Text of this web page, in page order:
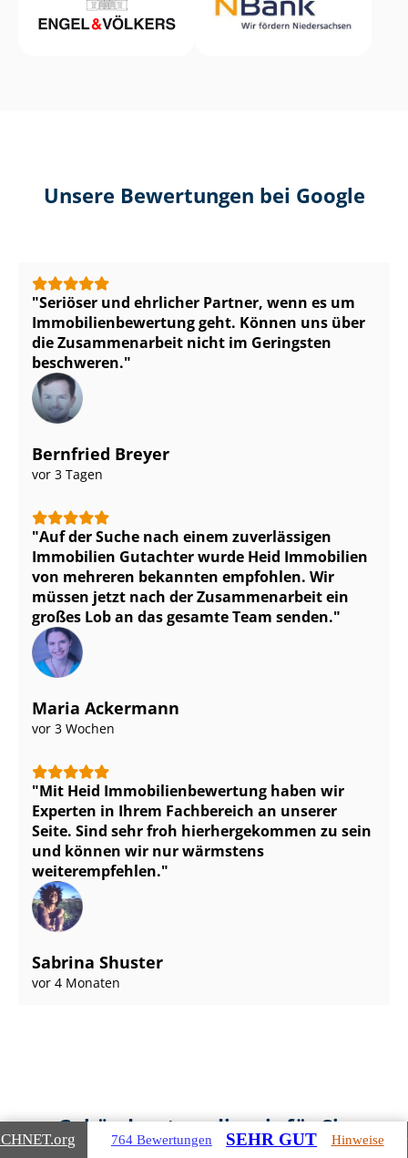
Unsere Bewertungen bei Google
Seriöser und ehrlicher Partner, wenn es um
Im­mo­bi­li­en­be­wer­tung geht. Können uns über
die Zusammenarbeit nicht im Geringsten
beschweren.
Bernfried Breyer
vor 3 Tagen
Auf der Suche nach einem zuverlässigen
Immobilien Gutachter wurde Heid Immobilien
von mehreren bekannten empfohlen. Wir
müssen jetzt nach der Zusammenarbeit ein
großes Lob an das gesamte Team senden.
Maria Ackermann
vor 3 Wochen
Mit Heid Im­mo­bi­li­en­be­wer­tung haben wir
Experten in Ihrem Fachbereich an unserer
Seite. Sind sehr froh hierhergekommen zu sein
und können wir nur wärmstens
weiterempfehlen.
Sabrina Shuster
vor 4 Monaten
Gebäudearten, die wir für Sie
.org 764 Bewertungen SEHR GUT Hinweise